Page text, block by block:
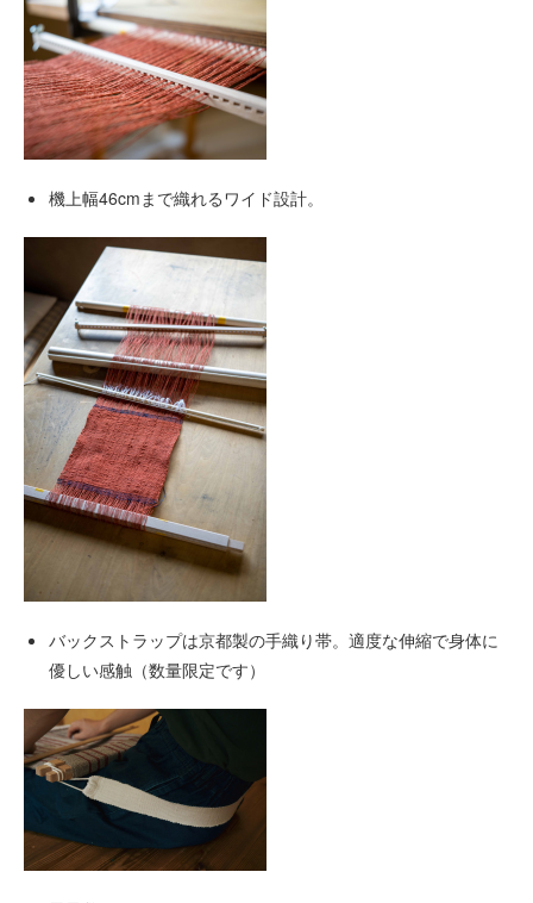
機上幅46cmまで織れるワイド設計。
バックストラップは京都製の手織り帯。適度な伸縮で身体に
優しい感触（数量限定です）